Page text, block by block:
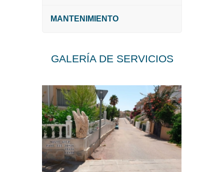
MANTENIMIENTO
GALERÍA DE SERVICIOS